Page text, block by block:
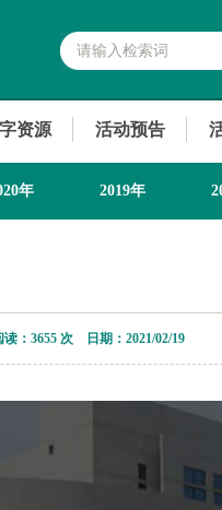
资源 活动预告
年 2019年
： 3655 次 日期：2021/02/19